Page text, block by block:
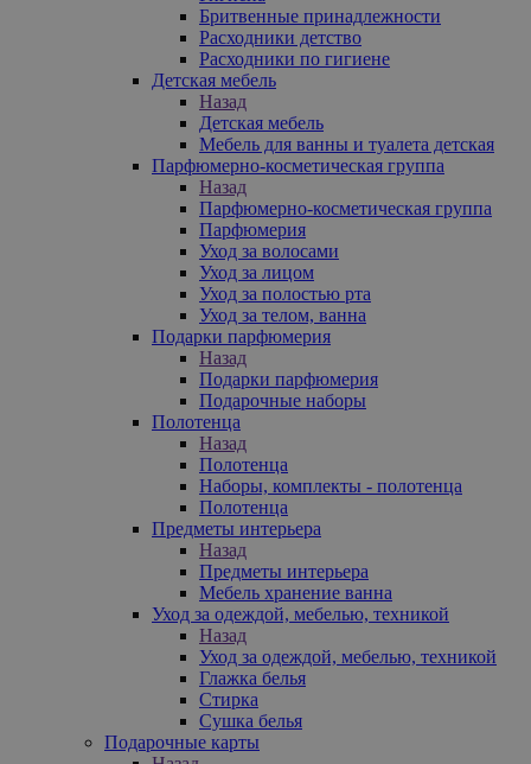
Бритвенные принадлежности
Расходники детство
Расходники по гигиене
Детская мебель
Назад
Детская мебель
Мебель для ванны и туалета детская
Парфюмерно-косметическая группа
Назад
Парфюмерно-косметическая группа
Парфюмерия
Уход за волосами
Уход за лицом
Уход за полостью рта
Уход за телом, ванна
Подарки парфюмерия
Назад
Подарки парфюмерия
Подарочные наборы
Полотенца
Назад
Полотенца
Наборы, комплекты - полотенца
Полотенца
Предметы интерьера
Назад
Предметы интерьера
Мебель хранение ванна
Уход за одеждой, мебелью, техникой
Назад
Уход за одеждой, мебелью, техникой
Глажка белья
Стирка
Сушка белья
Подарочные карты